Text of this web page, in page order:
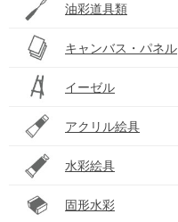
油彩道具類
キャンバス・パネル
イーゼル
アクリル絵具
水彩絵具
固形水彩